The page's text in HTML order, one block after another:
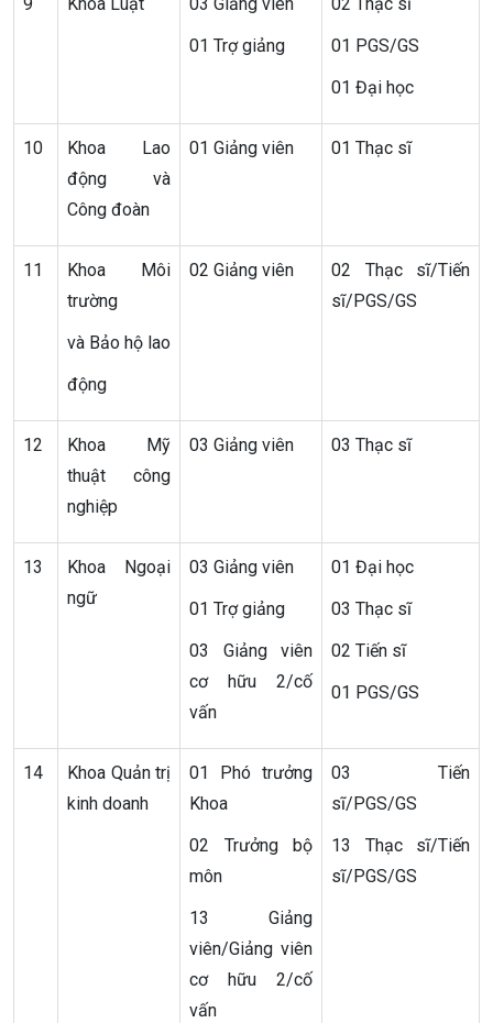
01 Trợ giảng
01 PGS/GS
01 Đại học
10
Khoa Lao
động và
Công đoàn
01 Giảng viên 01 Thạc sĩ
11
Khoa Môi
trường
và Bảo hộ lao
động
02 Giảng viên
02 Thạc sĩ/Tiến
sĩ/PGS/GS
12
Khoa Mỹ
thuật công
nghiệp
03 Giảng viên 03 Thạc sĩ
13
Khoa Ngoại
ngữ
03 Giảng viên
01 Trợ giảng
03 Giảng viên
cơ hữu 2/cố
vấn
01 Đại học
03 Thạc sĩ
02 Tiến sĩ
01 PGS/GS
14
Khoa Quản trị
kinh doanh
01 Phó trưởng
Khoa
02 Trưởng bộ
môn
13 Giảng
viên/Giảng viên
cơ hữu 2/cố
vấn
03 Tiến
sĩ/PGS/GS
13 Thạc sĩ/Tiến
sĩ/PGS/GS